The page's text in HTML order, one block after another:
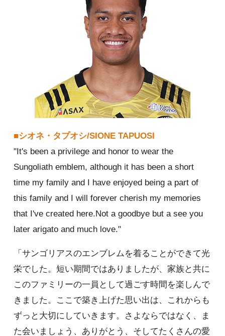
■シオネ・タプオシ/SIONE TAPUOSI
"It's been a privilege and honor to wear the
Sungoliath emblem, although it has been a short
time my family and I have enjoyed being a part of
this family and I will forever cherish my memories
that I've created here.Not a goodbye but a see you
later arigato and much love."
「サンゴリアスのエンブレムを着ることができて光
栄でした。短い期間ではありましたが、家族と共に
このファミリーの一員として過ごす時間を楽しんで
きました。ここで築き上げた思い出は、これからも
ずっと大切にしていきます。さよならではなく、ま
た会いましょう、ありがとう、そしてたくさんの愛